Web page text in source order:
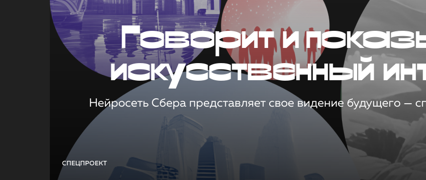
СПЕЦПРОЕКТ
Говорит и
искусственный
Нейросеть Сбера представляет свое видение будущего —